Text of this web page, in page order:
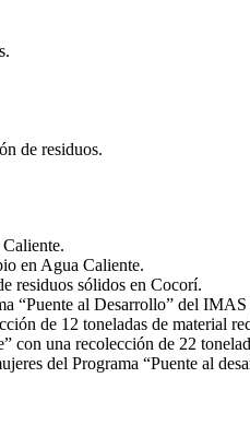
de residuos.
en Agua Caliente.
residuos sólidos en Cocorí.
“Puente al Desarrollo” del
de 12 toneladas de material
con una recolección de 22
del Programa “Puente al